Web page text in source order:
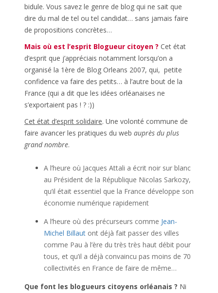
bidule. Vous savez le genre de blog qui ne sait que
dire du mal de tel ou tel candidat… sans jamais faire
de propositions concrètes…
Mais où est l’esprit Blogueur citoyen ? Cet état
d’esprit que j’appréciais notamment lorsqu’on a
organisé la 1ère de Blog Orleans 2007, qui, petite
confidence va faire des petits… à l’autre bout de la
France (qui a dit que les idées orléanaises ne
s’exportaient pas ! ? :))
Cet état d’esprit solidaire. Une volonté commune de
faire avancer les pratiques du web auprès du plus
grand nombre.
A l’heure où Jacques Attali a écrit noir sur blanc
au Président de la République Nicolas Sarkozy,
qu’il était essentiel que la France développe son
économie numérique rapidement
A l’heure où des précurseurs comme Jean-
Michel Billaut ont déjà fait passer des villes
comme Pau à l’ère du très très haut débit pour
tous, et qu’il a déjà convaincu pas moins de 70
collectivités en France de faire de même…
Que font les blogueurs citoyens orléanais ? Ni